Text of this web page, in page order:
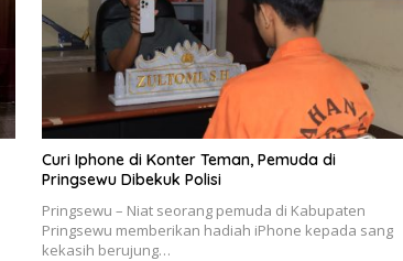
Curi Iphone di Konter Teman, Pemuda di
Pringsewu Dibekuk Polisi
Pringsewu – Niat seorang pemuda di Kabupaten
Pringsewu memberikan hadiah iPhone kepada sang
kekasih berujung…